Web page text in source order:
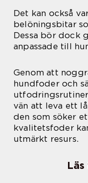
Det kan också
belöningsbitar
Dessa bör dock
anpassade till
Genom att
hundfoder och
vän att leva ett
den som söker
kvalitetsfoder
utmärkt resurs.